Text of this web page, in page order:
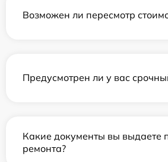
Возможен ли пересмотр
Предусмотрен ли у вас
Какие документы вы выдаете
ремонта?